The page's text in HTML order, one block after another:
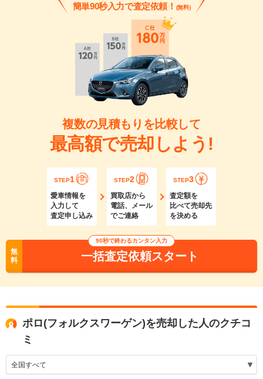
簡単90秒入力で査定依頼！ (無料)
複数の見積もりを比較して
最高額で売却しよう!
STEP1
愛車情報を
入力して
査定申し込み
STEP2
買取店から
電話、メール
でご連絡
STEP3
査定額を
比べて売却先
を決める
無
料
90秒で終わるカンタン入力
一括査定依頼スタート
ポロ(フォルクスワーゲン)を売却した人のクチコ
ミ